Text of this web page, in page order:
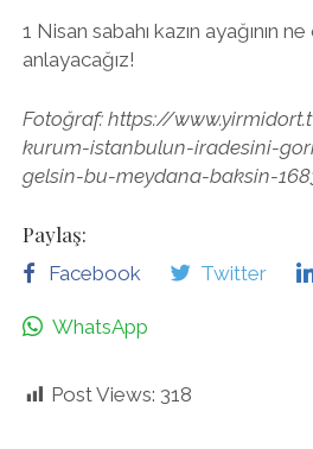
1 Nisan sabahı kazın ayağının
anlayacağız!
Fotoğraf: https://
kurum-istanbulun-iradesini-
gelsin-bu-meydana-baksin-
Paylaş:
Facebook Twitter
WhatsApp
Post Views: 318